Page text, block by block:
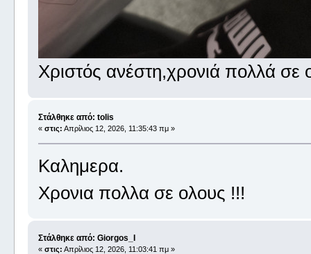
Χριστός ανέστη,χρονιά πολλά σε
Στάλθηκε από: tolis
« στις: Απρίλιος 12, 2026, 11:35:43 πμ »
Καλημερα.
Χρονια πολλα σε ολους !!!
Στάλθηκε από: Giorgos_I
« στις: Απρίλιος 12, 2026, 11:03:41 πμ »